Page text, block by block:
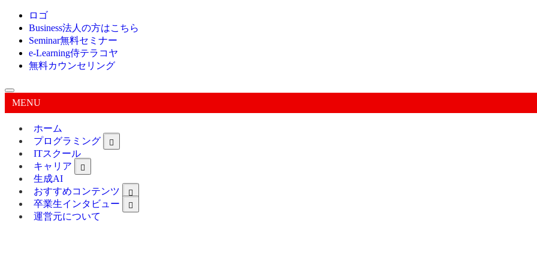
ロゴ
Business法人の方はこちら
Seminar無料セミナー
e-Learning侍テラコヤ
無料カウンセリング
MENU
ホーム
プログラミング
ITスクール
キャリア
生成AI
おすすめコンテンツ
卒業生インタビュー
運営元について